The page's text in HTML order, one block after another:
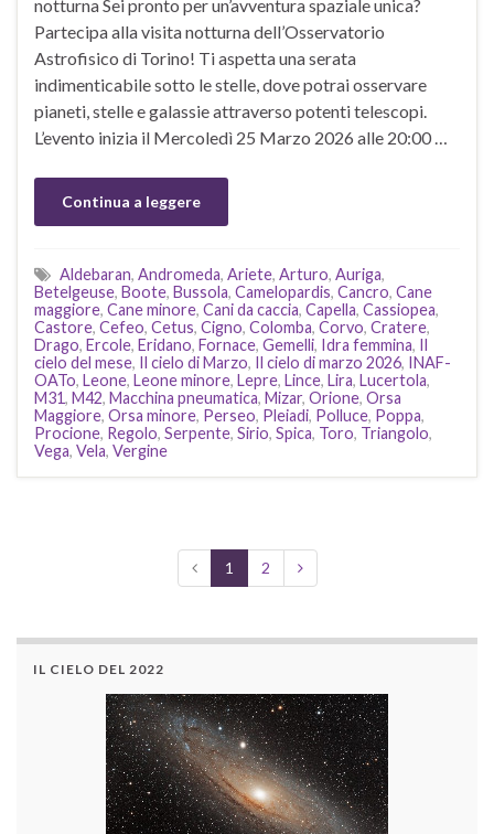
notturna Sei pronto per un’avventura spaziale unica?
Partecipa alla visita notturna dell’Osservatorio
Astrofisico di Torino! Ti aspetta una serata
indimenticabile sotto le stelle, dove potrai osservare
pianeti, stelle e galassie attraverso potenti telescopi.
L’evento inizia il Mercoledì 25 Marzo 2026 alle 20:00 …
Continua a leggere
Aldebaran, Andromeda, Ariete, Arturo, Auriga,
Betelgeuse, Boote, Bussola, Camelopardis, Cancro, Cane
maggiore, Cane minore, Cani da caccia, Capella, Cassiopea,
Castore, Cefeo, Cetus, Cigno, Colomba, Corvo, Cratere,
Drago, Ercole, Eridano, Fornace, Gemelli, Idra femmina, Il
cielo del mese, Il cielo di Marzo, Il cielo di marzo 2026, INAF-
OATo, Leone, Leone minore, Lepre, Lince, Lira, Lucertola,
M31, M42, Macchina pneumatica, Mizar, Orione, Orsa
Maggiore, Orsa minore, Perseo, Pleiadi, Polluce, Poppa,
Procione, Regolo, Serpente, Sirio, Spica, Toro, Triangolo,
Vega, Vela, Vergine
1 2
IL CIELO DEL 2022